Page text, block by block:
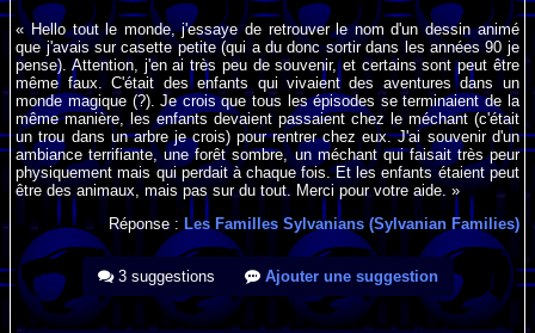
« Hello tout le monde, j'essaye de retrouver le nom d'un dessin animé
que j'avais sur casette petite (qui a du donc sortir dans les années 90 je
pense). Attention, j'en ai très peu de souvenir, et certains sont peut être
même faux. C'était des enfants qui vivaient des aventures dans un
monde magique (?). Je crois que tous les épisodes se terminaient de la
même manière, les enfants devaient passaient chez le méchant (c'était
un trou dans un arbre je crois) pour rentrer chez eux. J'ai souvenir d'un
ambiance terrifiante, une forêt sombre, un méchant qui faisait très peur
physiquement mais qui perdait à chaque fois. Et les enfants étaient peut
être des animaux, mais pas sur du tout. Merci pour votre aide. »
Réponse : Les Familles Sylvanians (Sylvanian Families)
3 suggestions Ajouter une suggestion